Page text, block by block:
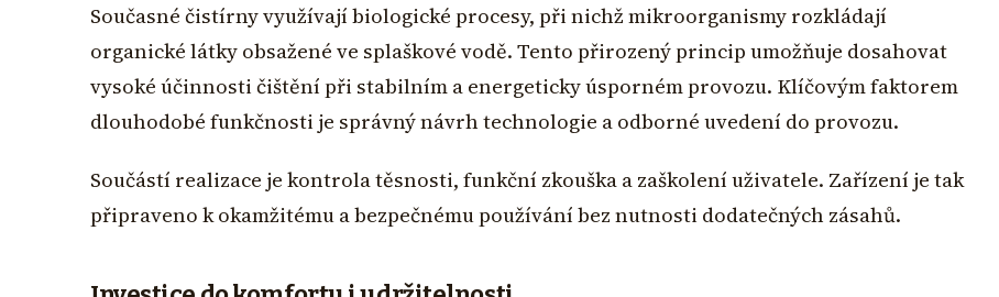
Současné čistírny využívají biologické procesy, při nichž mikroorganismy rozkládají
organické látky obsažené ve splaškové vodě. Tento přirozený princip umožňuje dosahovat
vysoké účinnosti čištění při stabilním a energeticky úsporném provozu. Klíčovým faktorem
dlouhodobé funkčnosti je správný návrh technologie a odborné uvedení do provozu.
Součástí realizace je kontrola těsnosti, funkční zkouška a zaškolení uživatele. Zařízení je tak
připraveno k okamžitému a bezpečnému používání bez nutnosti dodatečných zásahů.